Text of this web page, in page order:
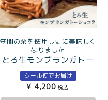
笠間の栗を使用し更に美味しく
なりました
とろ生モンブランガトー
ショコラ
クール便でお届け
¥ 4,200 税込